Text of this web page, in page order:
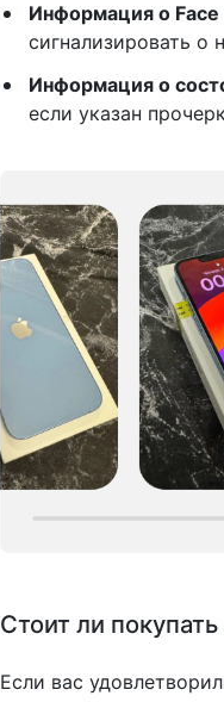
Информация о Face
сигнализировать о
Информация о
если указан
Стоит ли
Если вас